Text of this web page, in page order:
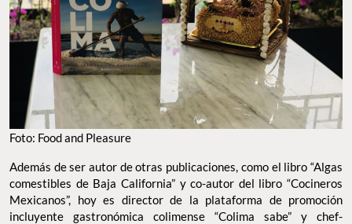
Foto: Food and Pleasure
Además de ser autor de otras publicaciones, como el libro “Algas
comestibles de Baja California” y co-autor del libro “Cocineros
Mexicanos”, hoy es director de la plataforma de promoción
incluyente gastronómica colimense “Colima sabe” y chef-